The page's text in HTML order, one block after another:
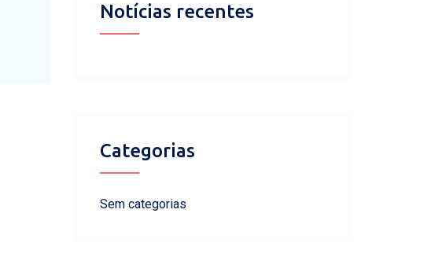
Notícias recentes
Categorias
Sem categorias